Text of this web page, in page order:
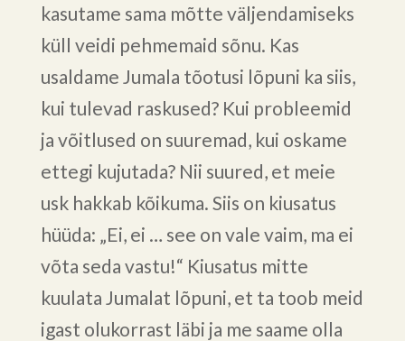
kasutame sama mõtte väljendamiseks
küll veidi pehmemaid sõnu. Kas
usaldame Jumala tõotusi lõpuni ka siis,
kui tulevad raskused? Kui probleemid
ja võitlused on suuremad, kui oskame
ettegi kujutada? Nii suured, et meie
usk hakkab kõikuma. Siis on kiusatus
hüüda: „Ei, ei … see on vale vaim, ma ei
võta seda vastu!“ Kiusatus mitte
kuulata Jumalat lõpuni, et ta toob meid
igast olukorrast läbi ja me saame olla